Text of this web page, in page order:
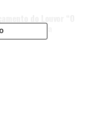
e Confiança